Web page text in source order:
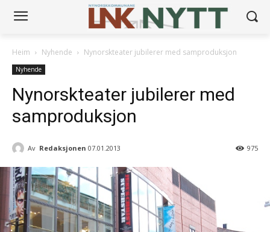
Heim Nyhende Nynorskteater jubilerer med samproduksjon
Nyhende
Nynorskteater jubilerer med
samproduksjon
Av Redaksjonen 07.01.2013 975